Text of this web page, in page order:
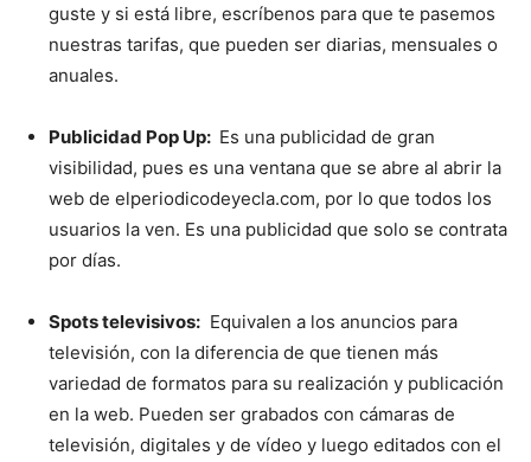
guste y si está libre, escríbenos para que te pasemos
nuestras tarifas, que pueden ser diarias, mensuales o
anuales.
Publicidad Pop Up: Es una publicidad de gran
visibilidad, pues es una ventana que se abre al abrir la
web de elperiodicodeyecla.com, por lo que todos los
usuarios la ven. Es una publicidad que solo se contrata
por días.
Spots televisivos: Equivalen a los anuncios para
televisión, con la diferencia de que tienen más
variedad de formatos para su realización y publicación
en la web. Pueden ser grabados con cámaras de
televisión, digitales y de vídeo y luego editados con el